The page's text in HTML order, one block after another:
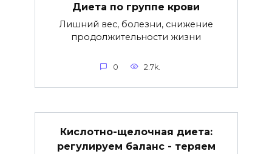
Диета по группе крови
Лишний вес, болезни, снижение
продолжительности жизни
0 2.7k.
Кислотно-щелочная диета:
регулируем баланс - теряем